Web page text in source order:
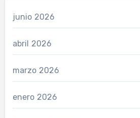
junio 2026
abril 2026
marzo 2026
enero 2026